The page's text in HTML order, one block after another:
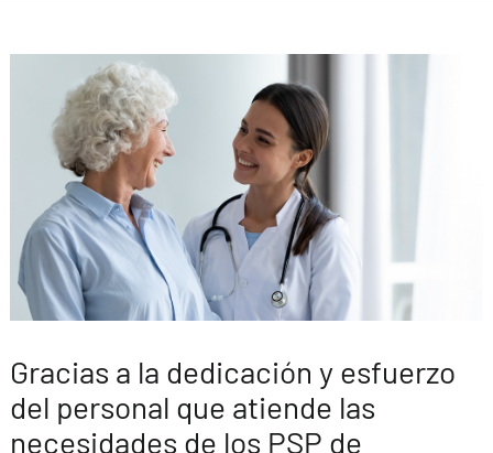
Gracias a la dedicación y esfuerzo
del personal que atiende las
necesidades de los PSP de